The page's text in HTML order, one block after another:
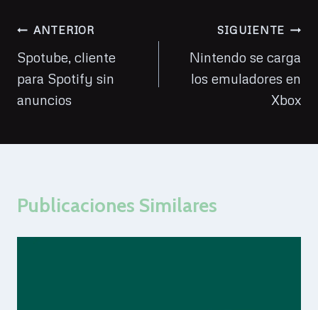
Navegación
de
entradas
ANTERIOR
Spotube, cliente
para Spotify sin
anuncios
SIGUIENTE
Nintendo se carga
los emuladores en
Xbox
Publicaciones Similares